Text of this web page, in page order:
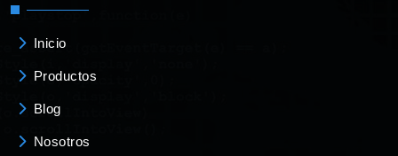
Inicio
Productos
Blog
Nosotros